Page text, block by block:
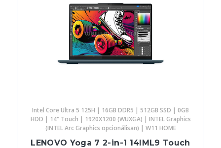
Intel Core Ultra 5 125H | 16GB DDR5 | 512GB SSD | 0GB
HDD | 14" Touch | 1920X1200 (WUXGA) | INTEL Graphics
(INTEL Arc Graphics opcionálisan) | W11 HOME
LENOVO Yoga 7 2-in-1 14IML9 Touch